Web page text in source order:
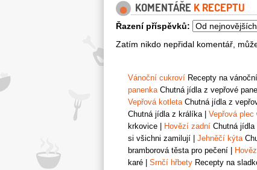
KOMENTÁŘE K RECEPTU
Řazení příspěvků:
Zatím nikdo nepřidal komentář,
Vánoční cukroví Recepty na
panenkaChutná jídla z vepřové
Vepřová kotletaChutná jídla z
Chutná jídla z králíka| Vepřová plec
krkovice
Hovězí zadní Chutná
si všichni zamilují
Jehněčí kýta
bramborová těsta pro pečení
karé
Srnčí hřbety Recepty na